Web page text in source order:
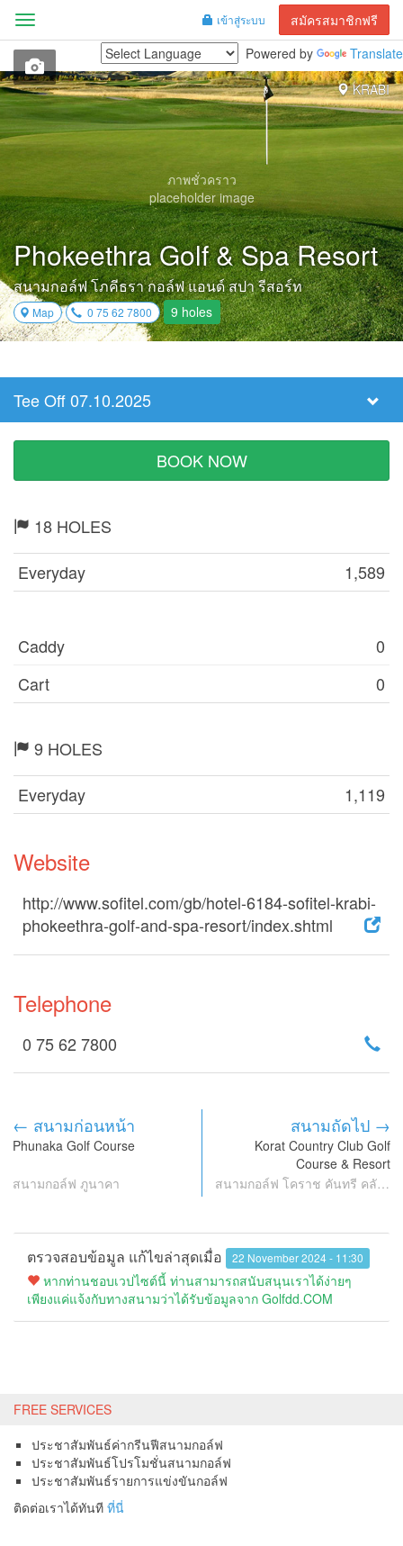
เข้าสู่ระบบ สมัครสมาชิกฟรี
Menu
Powered by
Translate
KRABI
ภาพชั่วคราว
placeholder image
Phokeethra Golf & Spa Resort
สนามกอล์ฟ โภคีธรา กอล์ฟ แอนด์ สปา รีสอร์ท
Map 0 75 62 7800 9 holes
Select
Tee
Time
Tee Off 07.10.2025
BOOK NOW
18 HOLES
Everyday
1,589
Caddy
0
Cart
0
9 HOLES
Everyday
1,119
Website
http://www.sofitel.com/gb/hotel-6184-sofitel-krabi-
phokeethra-golf-and-spa-resort/index.shtml
Telephone
0 75 62 7800
← สนามก่อนหน้า
Phunaka Golf Course
สนามกอล์ฟ ภูนาคา
สนามถัดไป →
Korat Country Club Golf
Course & Resort
สนามกอล์ฟ โคราช คันทรี คลับ กอล์ฟ คอร์ส แอนด์ รีสอร์ท
ตรวจสอบข้อมูล แก้ไขล่าสุดเมื่อ 22 November 2024 - 11:30
หากท่านชอบเวปไซต์นี้ ท่านสามารถสนับสนุนเราได้ง่ายๆ
เพียงแค่แจ้งกับทางสนามว่าได้รับข้อมูลจาก Golfdd.COM
FREE SERVICES
ประชาสัมพันธ์ค่ากรีนฟีสนามกอล์ฟ
ประชาสัมพันธ์โปรโมชั่นสนามกอล์ฟ
ประชาสัมพันธ์รายการแข่งขันกอล์ฟ
ติดต่อเราได้ทันที ที่นี่